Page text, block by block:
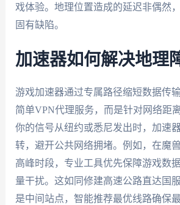
戏体验。地理位置造成的延迟非偶然
固有缺陷。
加速器如何解决地理
游戏加速器通过专属路径缩短数据传
简单VPN代理服务，而是针对网络距
你的信号从纽约或悉尼发出时，加速
转，避开公共网络拥堵。例如，在魔
高峰时段，专业工具优先保障游戏数
量干扰。这如同修建高速公路直达
是中间站点，智能推荐最优线路确保